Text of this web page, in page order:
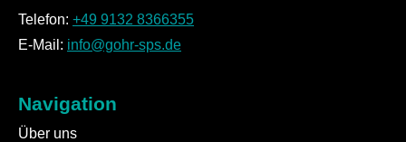
Telefon: +49 9132 8366355
E-Mail: info@gohr-sps.de
Navigation
Über uns